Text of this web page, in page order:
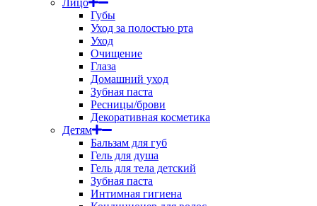
Лицо
Губы
Уход за полостью рта
Уход
Очищение
Глаза
Домашний уход
Зубная паста
Ресницы/брови
Декоративная косметика
Детям
Бальзам для губ
Гель для душа
Гель для тела детский
Зубная паста
Интимная гигиена